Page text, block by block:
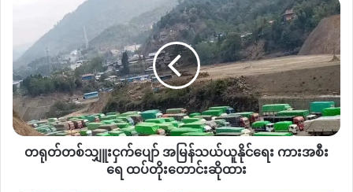
နမ်တူးဂျာကို မေးမြန်းကြည့်ရာ ထွေထွေထူးထူး ပြောပြစရာ မရှိသေး
ကြောင်း ပြန်လည်ဖြေကြားခဲ့သည်။
နောင်အနာဂတ်ပြည်ထောင်စုတည်ဆောက်ရာတွင် ၁၉၄၇ ပင်လုံ
ကတိကဝတ်ကိုအခြခံသောဖက်ဒရယ်ပြည်ထောင်စု တည်ဆောက်
လိုကြောင်း KSPP က NLD ပါတီ၏ ဖိတ်ခေါ်မှုကို အကြောင်းပြန်
ထားသည်။
သျှူး
ငှက်
ပျော်
အ
မြန်
သယ်ယူ
တရုတ်တစ်သျှူးငှက်ပျော် အမြန်သယ်ယူနိုင်ရေး ကားအစီး
ရေ ထပ်တိုးတောင်းဆိုထား